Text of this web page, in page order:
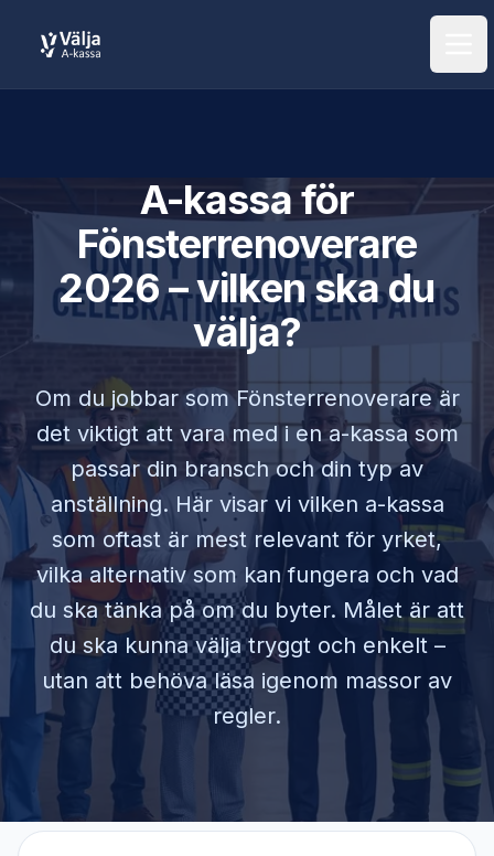
A-kassa för
Fönsterrenoverare
2026 – vilken ska du
välja?
Om du jobbar somFönsterrenoverareär
det viktigt att vara med i en a-kassa som
passar din bransch och din typ av
anställning. Här visar vi vilken a-kassa
som oftast är mest relevant för yrket,
vilka alternativ som kan fungera och vad
du ska tänka på om du byter. Målet är att
du ska kunna välja tryggt och enkelt –
utan att behöva läsa igenom massor av
regler.